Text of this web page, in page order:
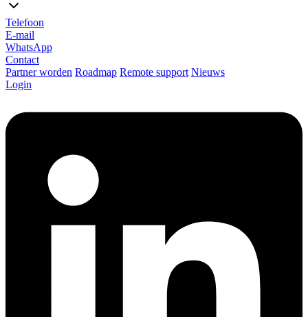
Telefoon
E-mail
WhatsApp
Contact
Partner worden Roadmap Remote support Nieuws
Login